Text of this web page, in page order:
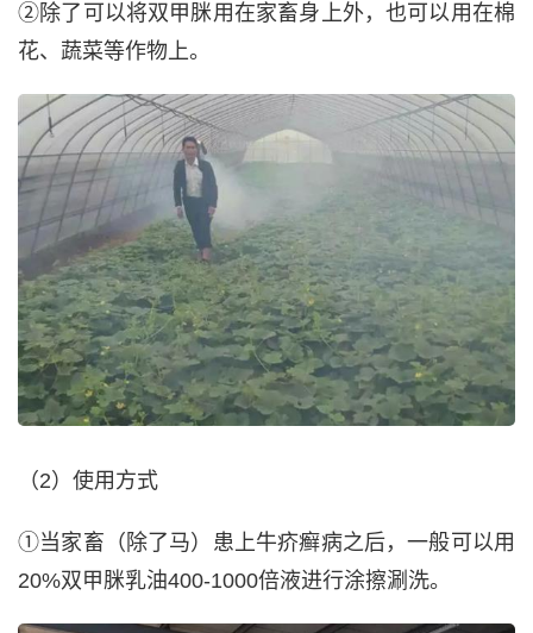
②除了可以将双甲脒用在家畜身上外，也可以用在棉
花、蔬菜等作物上。
（2）使用方式
①当家畜（除了马）患上牛疥癣病之后，一般可以用
20%双甲脒乳油400-1000倍液进行涂擦涮洗。